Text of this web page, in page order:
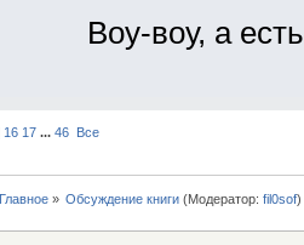
Воу-воу, а
16 17 ...46 Все
Главное» Обсуждение книги(Модератор: fil0sof)